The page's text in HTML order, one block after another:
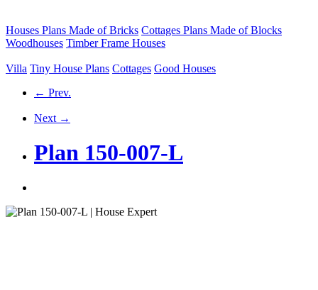
Houses Plans Made of Bricks Cottages Plans Made of Blocks
Woodhouses Timber Frame Houses
Villa Tiny House Plans Cottages Good Houses
← Prev.
Next →
Plan 150-007-L